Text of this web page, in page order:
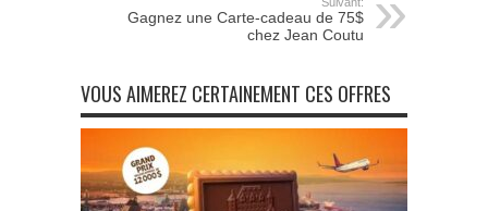
Gagnez une Carte-cadeau de 75$
chez Jean Coutu
VOUS AIMEREZ CERTAINEMENT CES OFFRES